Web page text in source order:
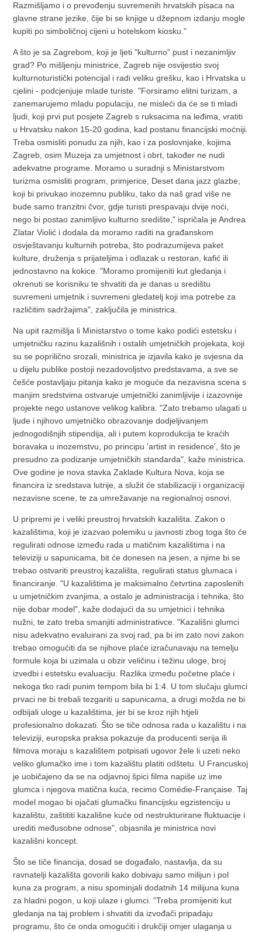
Razmišljamo i o prevođenju suvremenih hrvatskih pisaca na
glavne strane jezike, čije bi se knjige u džepnom izdanju mogle
kupiti po simboličnoj cijeni u hotelskom kiosku."
A što je sa Zagrebom, koji je ljeti "kulturno" pust i nezanimljiv
grad? Po mišljenju ministrice, Zagreb nije osvijestio svoj
kulturnoturistički potencijal i radi veliku grešku, kao i Hrvatska u
cjelini - podcjenjuje mlade turiste. "Forsiramo elitni turizam, a
zanemarujemo mladu populaciju, ne misleći da će se ti mladi
ljudi, koji prvi put posjete Zagreb s ruksacima na leđima, vratiti
u Hrvatsku nakon 15-20 godina, kad postanu financijski moćniji.
Treba osmisliti ponudu za njih, kao i za poslovnjake, kojima
Zagreb, osim Muzeja za umjetnost i obrt, također ne nudi
adekvatne programe. Moramo u suradnji s Ministarstvom
turizma osmisliti program, primjerice, Deset dana jazz glazbe,
koji bi privukao inozemnu publiku, tako da naš grad više ne
bude samo tranzitni čvor, gdje turisti prespavaju dvije noći,
nego bi postao zanimljivo kulturno središte," ispričala je Andrea
Zlatar Violić i dodala da moramo raditi na građanskom
osvještavanju kulturnih potreba, što podrazumijeva paket
kulture, druženja s prijateljima i odlazak u restoran, kafić ili
jednostavno na kokice. "Moramo promijeniti kut gledanja i
okrenuti se korisniku te shvatiti da je danas u središtu
suvremeni umjetnik i suvremeni gledatelj koji ima potrebe za
različitim sadržajima", zaključila je ministrica.
Na upit razmišlja li Ministarstvo o tome kako podići estetsku i
umjetničku razinu kazališnih i ostalih umjetničkih projekata, koji
su se poprilično srozali, ministrica je izjavila kako je svjesna da
u dijelu publike postoji nezadovoljstvo predstavama, a sve se
češće postavljaju pitanja kako je moguće da nezavisna scena s
manjim sredstvima ostvaruje umjetnički zanimljivije i izazovnije
projekte nego ustanove velikog kalibra. "Zato trebamo ulagati u
ljude i njihovo umjetničko obrazovanje dodjeljivanjem
jednogodišnjih stipendija, ali i putem koprodukcija te kraćih
boravaka u inozemstvu, po principu 'artist in residence', što je
presudno za podizanje umjetničkih standarda", kaže ministrica.
Ove godine je nova stavka Zaklade Kultura Nova, koja se
financira iz sredstava lutrije, a služit će stabilizaciji i organizaciji
nezavisne scene, te za umrežavanje na regionalnoj osnovi.
U pripremi je i veliki preustroj hrvatskih kazališta. Zakon o
kazalištima, koji je izazvao polemiku u javnosti zbog toga što će
regulirati odnose između rada u matičnim kazalištima i na
televiziji u sapunicama, bit će donesen na jesen, a njime bi se
trebao ostvariti preustroj kazališta, regulirati status glumaca i
financiranje. "U kazalištima je maksimalno četvrtina zaposlenih
u umjetničkim zvanjima, a ostalo je administracija i tehnika, što
nije dobar model", kaže dodajući da su umjetnici i tehnika
nužni, te zato treba smanjiti administrativce. "Kazališni glumci
nisu adekvatno evaluirani za svoj rad, pa bi im zato novi zakon
trebao omogućiti da se njihove plaće izračunavaju na temelju
formule koja bi uzimala u obzir veličinu i težinu uloge, broj
izvedbi i estetsku evaluaciju. Razlika između početne plaće i
nekoga tko radi punim tempom bila bi 1:4. U tom slučaju glumci
prvaci ne bi trebali tezgariti u sapunicama, a drugi možda ne bi
odbijali uloge u kazalištima, jer bi se kroz njih htjeli
profesionalno dokazati. Što se tiče odnosa rada u kazalištu i na
televiziji, europska praksa pokazuje da producenti serija ili
filmova moraju s kazalištem potpisati ugovor žele li uzeti neko
veliko glumačko ime i tom kazalištu platiti odštetu. U Francuskoj
je uobičajeno da se na odjavnoj špici filma napiše uz ime
glumca i njegova matična kuća, recimo Comédie-Française. Taj
model mogao bi ojačati glumačku financijsku egzistenciju u
kazalištu, zaštititi kazališne kuće od nestrukturirane fluktuacije i
urediti međusobne odnose", objasnila je ministrica novi
kazališni koncept.
Što se tiče financija, dosad se događalo, nastavlja, da su
ravnatelji kazališta govorili kako dobivaju samo milijun i pol
kuna za program, a nisu spominjali dodatnih 14 milijuna kuna
za hladni pogon, u koji ulaze i glumci. "Treba promijeniti kut
gledanja na taj problem i shvatiti da izvođači pripadaju
programu, što će onda omogućiti i drukčiji omjer ulaganja u